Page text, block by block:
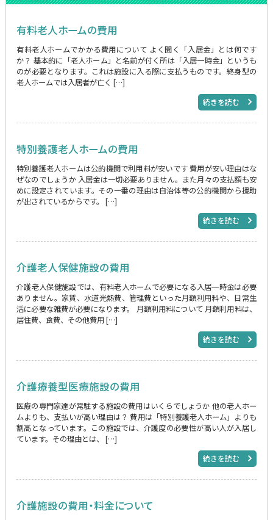
有料老人ホームの費用
有料老人ホームでかかる費用について よく聞く「入居金」とは何です
か？ 基本的に「老人ホーム」と名前が付く所は「入居一時金」というも
のが必要となります。これは施設に入る際に支払うものです。終身型の
老人ホームでは入居者が亡く […]
続きを読む
特別養護老人ホームの費用
特別養護老人ホームは公的機関で利用料が安いです 費用が安い理由はな
ぜなのでしょうか 入居金は一切必要ありません。また月々の支払額も安
めに設定されています。その一番の理由は自治体等の公的機関から援助
が出されているからです。 […]
続きを読む
介護老人保健施設の費用
介護老人保健施設では、有料老人ホームで必要になる入居一時金は必要
ありません。家賃、水道光熱費、管理費といった月額利用料や、日常生
活に必要な雑費が必要になります。 月額利用料について 月額利用料は、
居住費、食費、その他費用 […]
続きを読む
介護療養型医療施設の費用
医療の専門家達が常駐する施設の費用はいくらでしょうか 他の老人ホー
ムよりも、支払いが高い理由は？ 費用は「特別養護老人ホーム」よりも
割高となっています。この施設では、介護度の必要性が高い人が入居し
ています。その理由とは、 […]
続きを読む
介護施設の費用・料金について